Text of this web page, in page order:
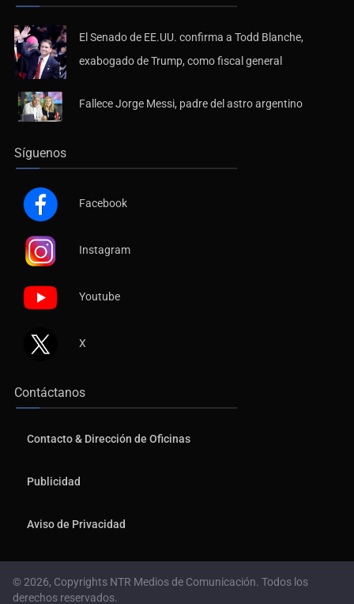
El Senado de EE.UU. confirma a Todd Blanche,
exabogado de Trump, como fiscal general
Fallece Jorge Messi, padre del astro argentino
Síguenos
Facebook
Instagram
Youtube
X
Contáctanos
Contacto & Dirección de Oficinas
Publicidad
Aviso de Privacidad
© 2026, Copyrights NTR Medios de Comunicación. Todos los
derechos reservados.